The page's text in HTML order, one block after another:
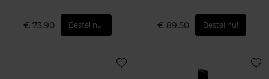
€ 73,90 Bestel nu! € 89,50 Bestel nu!